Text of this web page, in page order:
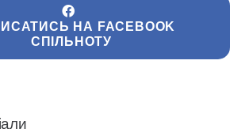
НА FACEBOOK
СПІЛЬНОТУ